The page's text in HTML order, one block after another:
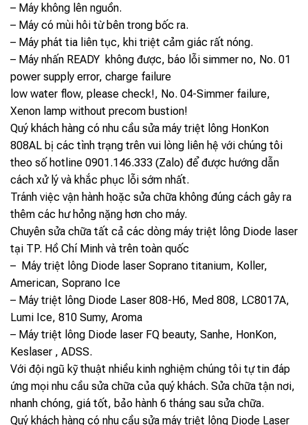
– Máy không lên nguồn.
– Máy có mùi hôi từ bên trong bốc ra.
– Máy phát tia liên tục, khi triệt cảm giác rất nóng.
– Máy nhấn READY không được, báo lỗi simmer no, No. 01
power supply error, charge failure
low water flow, please check!, No. 04-Simmer failure,
Xenon lamp without precom bustion!
Quý khách hàng có nhu cầu sửa máy triệt lông HonKon
808AL bị các tình trạng trên vui lòng liên hệ với chúng tôi
theo số hotline 0901.146.333 (Zalo) để được hướng dẫn
cách xử lý và khắc phục lỗi sớm nhất.
Tránh việc vận hành hoặc sửa chữa không đúng cách gây ra
thêm các hư hỏng nặng hơn cho máy.
Chuyên sửa chữa tất cả các dòng máy triệt lông Diode laser
tại TP. Hồ Chí Minh và trên toàn quốc
– Máy triệt lông Diode laser Soprano titanium, Koller,
American, Soprano Ice
– Máy triệt lông Diode Laser 808-H6, Med 808, LC8017A,
Lumi Ice, 810 Sumy, Aroma
– Máy triệt lông Diode laser FQ beauty, Sanhe, HonKon,
Keslaser , ADSS.
Với đội ngũ kỹ thuật nhiều kinh nghiệm chúng tôi tự tin đáp
ứng mọi nhu cầu sửa chữa của quý khách. Sửa chữa tận nơi,
nhanh chóng, giá tốt, bảo hành 6 tháng sau sửa chữa.
Quý khách hàng có nhu cầu sửa máy triệt lông Diode Laser